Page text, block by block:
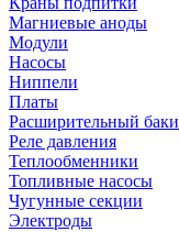
Магниевые аноды
Модули
Насосы
Ниппели
Платы
Расширительный баки
Реле давления
Теплообменники
Топливные насосы
Чугунные секции
Электроды